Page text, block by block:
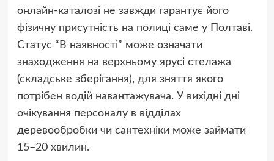
онлайн-каталозі не завжди гарантує його
фізичну присутність на полиці саме у Полтаві.
Статус “В наявності” може означати
знаходження на верхньому ярусі стелажа
(складське зберігання), для зняття якого
потрібен водій навантажувача. У вихідні дні
очікування персоналу в відділах
деревообробки чи сантехніки може займати
15–20 хвилин.